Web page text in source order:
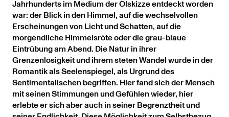
Jahrhunderts im Medium der Ölskizze entdeckt worden
war: der Blick in den Himmel, auf die wechselvollen
Erscheinungen von Licht und Schatten, auf die
morgendliche Himmelsröte oder die grau-blaue
Eintrübung am Abend. Die Natur in ihrer
Grenzenlosigkeit und ihrem steten Wandel wurde in der
Romantik als Seelenspiegel, als Urgrund des
Sentimentalischen begriffen. Hier fand sich der Mensch
mit seinen Stimmungen und Gefühlen wieder, hier
erlebte er sich aber auch in seiner Begrenztheit und